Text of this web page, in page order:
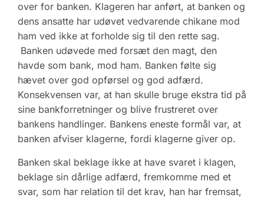
over for banken. Klageren har anført, at banken og
dens ansatte har udøvet vedvarende chikane mod
ham ved ikke at forholde sig til den rette sag.
Banken udøvede med forsæt den magt, den
havde som bank, mod ham. Banken følte sig
hævet over god opførsel og god adfærd.
Konsekvensen var, at han skulle bruge ekstra tid på
sine bankforretninger og blive frustreret over
bankens handlinger. Bankens eneste formål var, at
banken afviser klagerne, fordi klagerne giver op.
Banken skal beklage ikke at have svaret i klagen,
beklage sin dårlige adfærd, fremkomme med et
svar, som har relation til det krav, han har fremsat,